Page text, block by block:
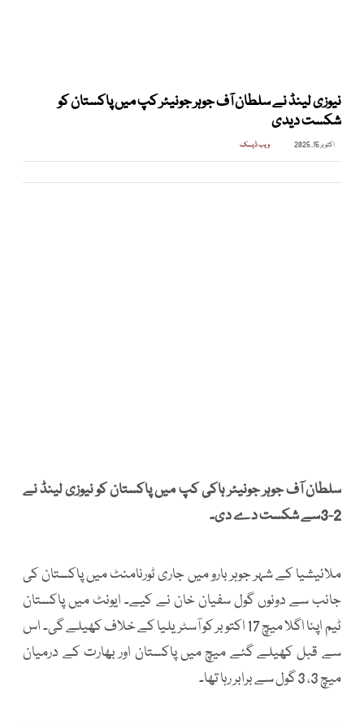
نیوزی لینڈ نے سلطان آف جوہر جونیئر کپ میں پاکستان کو
شکست دیدی
اکتوبر 15, 2025 ویب ڈیسک
سلطان آف جوہر جونیئر ہاکی کپ میں پاکستان کو نیوزی لینڈ نے
2-3سے شکست دے دی۔
ملائیشیا کے شہر جوہر بارو میں جاری ٹورنامنٹ میں پاکستان کی
جانب سے دونوں گول سفیان خان نے کیے۔ ایونٹ میں پاکستان
ٹیم اپنا اگلا میچ 17 اکتوبر کو آسٹریلیا کے خلاف کھیلے گی۔ اس
سے قبل کھیلے گئے میچ میں پاکستان اور بھارت کے درمیان
میچ 3، 3 گول سے برابر رہا تھا۔